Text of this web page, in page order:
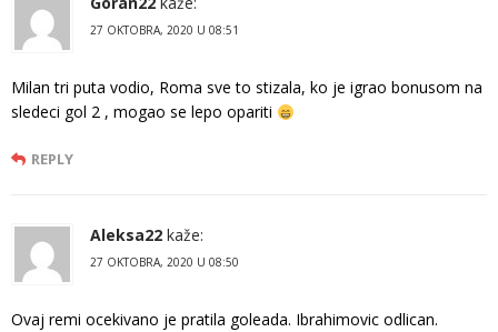
27 OKTOBRA, 2020 U 08:51
Milan tri puta vodio, Roma sve to stizala, ko je igrao bonusom na
sledeci gol 2 , mogao se lepo opariti
REPLY
Aleksa22 kaže:
27 OKTOBRA, 2020 U 08:50
Ovaj remi ocekivano je pratila goleada. Ibrahimovic odlican.